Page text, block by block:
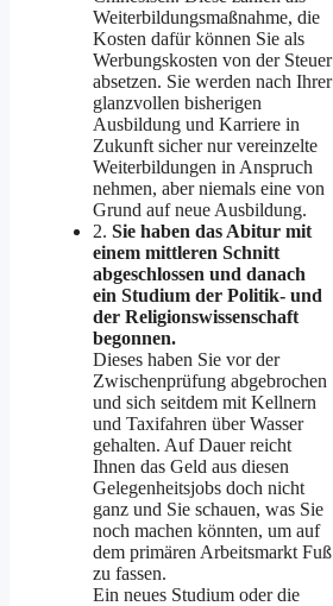
Weiterbildungsmaßnahme, die
Kosten dafür können Sie als
Werbungskosten von der Steuer
absetzen. Sie werden nach Ihrer
glanzvollen bisherigen
Ausbildung und Karriere in
Zukunft sicher nur vereinzelte
Weiterbildungen in Anspruch
nehmen, aber niemals eine von
Grund auf neue Ausbildung.
2. Sie haben das Abitur mit
einem mittleren Schnitt
abgeschlossen und danach
ein Studium der Politik- und
der Religionswissenschaft
begonnen.
Dieses haben Sie vor der
Zwischenprüfung abgebrochen
und sich seitdem mit Kellnern
und Taxifahren über Wasser
gehalten. Auf Dauer reicht
Ihnen das Geld aus diesen
Gelegenheitsjobs doch nicht
ganz und Sie schauen, was Sie
noch machen könnten, um auf
dem primären Arbeitsmarkt Fuß
zu fassen.
Ein neues Studium oder die